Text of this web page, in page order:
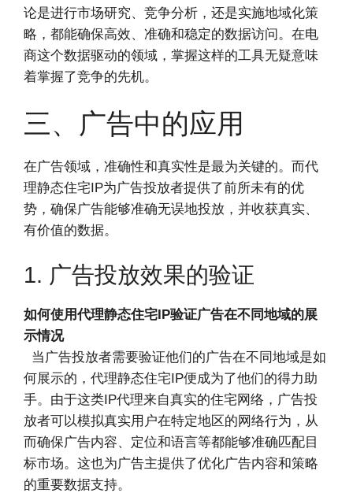
论是进行市场研究、竞争分析，还是实施地域化策
略，都能确保高效、准确和稳定的数据访问。在电
商这个数据驱动的领域，掌握这样的工具无疑意味
着掌握了竞争的先机。
三、广告中的应用
在广告领域，准确性和真实性是最为关键的。而代
理静态住宅IP为广告投放者提供了前所未有的优
势，确保广告能够准确无误地投放，并收获真实、
有价值的数据。
1. 广告投放效果的验证
如何使用代理静态住宅IP验证广告在不同地域的展
示情况
当广告投放者需要验证他们的广告在不同地域是如
何展示的，代理静态住宅IP便成为了他们的得力助
手。由于这类IP代理来自真实的住宅网络，广告投
放者可以模拟真实用户在特定地区的网络行为，从
而确保广告内容、定位和语言等都能够准确匹配目
标市场。这也为广告主提供了优化广告内容和策略
的重要数据支持。